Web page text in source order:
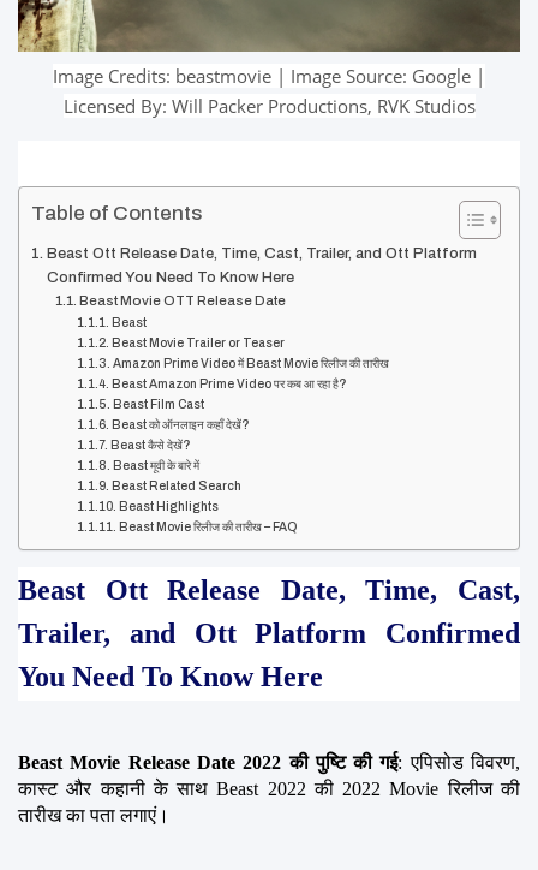
Image Credits: beastmovie | Image Source: Google |
Licensed By: Will Packer Productions, RVK Studios
Table of Contents
Beast Ott Release Date, Time, Cast, Trailer, and Ott Platform
Confirmed You Need To Know Here
Beast Movie OTT Release Date
Beast
Beast Movie Trailer or Teaser
Amazon Prime Video में Beast Movie रिलीज की तारीख
Beast Amazon Prime Video पर कब आ रहा है?
Beast Film Cast
Beast को ऑनलाइन कहाँ देखें?
Beast कैसे देखें?
Beast मूवी के बारे में
Beast Related Search
Beast Highlights
Beast Movie रिलीज की तारीख – FAQ
Beast Ott Release Date, Time, Cast,
Trailer, and Ott Platform Confirmed
You Need To Know Here
Beast Movie Release Date 2022 की पुष्टि की गई: एपिसोड विवरण,
कास्ट और कहानी के साथ Beast 2022 की 2022 Movie रिलीज की
तारीख का पता लगाएं।